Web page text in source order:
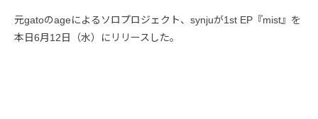
元gatoのageによるソロプロジェクト、synjuが1st EP『mist』を
本日6月12日（水）にリリースした。